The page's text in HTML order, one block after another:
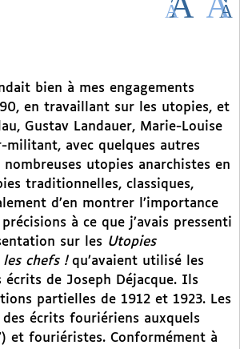
bien à mes engagements
en travaillant sur les utopies, et
Gustav Landauer, Marie-Louise
avec quelques autres
utopies anarchistes en
traditionnelles, classiques,
d’en montrer l’importance
à ce que j’avais pressenti
sur les Utopies
les chefs !qu’avaient utilisé les
de Joseph Déjacque. Ils
partielles de 1912 et 1923. Les
écrits fouriériens auxquels
et fouriéristes. Conformément à